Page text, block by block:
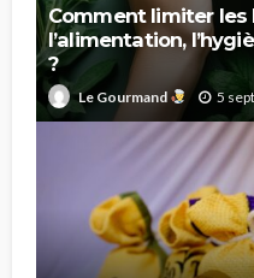
Comment limiter les
l’alimentation,
?
Le Gourmand 5